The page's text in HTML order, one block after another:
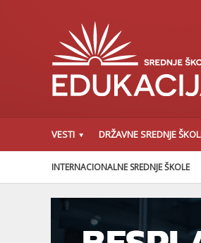
VESTI DRŽAVNE SREDNJE
INTERNACIONALNE SREDNJE ŠKOLE